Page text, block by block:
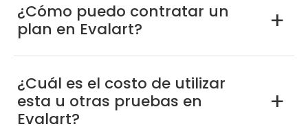
a
¿Cómo puedo contratar un
plan en Evalart?
a
¿Cuál es el costo de utilizar
esta u otras pruebas en
Evalart?